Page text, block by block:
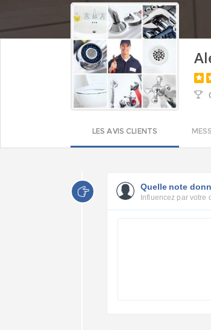
LES AVIS CLIENTS
Quelle note
Influencez par